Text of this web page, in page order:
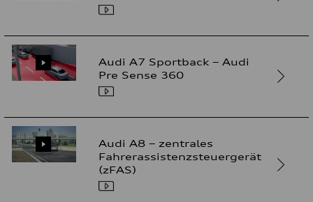
Audi A7 Sportback – Audi
Pre Sense 360
Audi A8 – zentrales
Fahrerassistenzsteuergerät
(zFAS)